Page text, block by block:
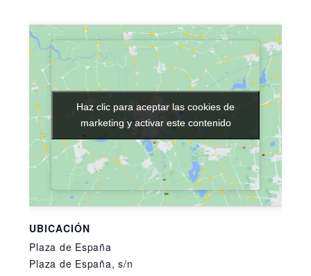
UBICACIÓN
Plaza de España
Plaza de España, s/n
Haz clic para aceptar las cookies de
marketing y activar este contenido
Haz clic para aceptar las cookies de
marketing y activar este contenido